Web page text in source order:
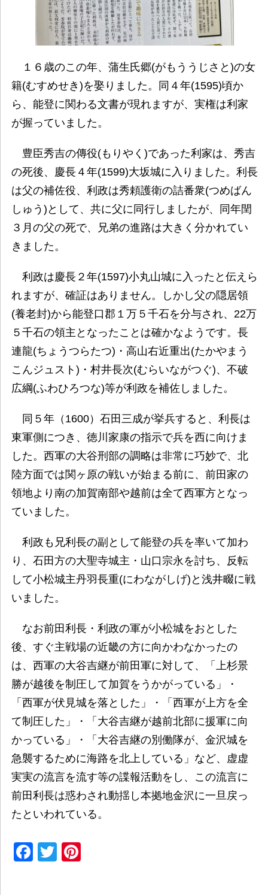
１６歳のこの年、蒲生氏郷(がもううじさと)の女
籍(むすめせき)を娶りました。同４年(1595)頃か
ら、能登に関わる文書が現れますが、実権は利家
が握っていました。
豊臣秀吉の傳役(もりやく)であった利家は、秀吉
の死後、慶長４年(1599)大坂城に入りました。利長
は父の補佐役、利政は秀頼護衛の詰番衆(つめばん
しゅう)として、共に父に同行しましたが、同年閏
３月の父の死で、兄弟の進路は大きく分かれてい
きました。
利政は慶長２年(1597)小丸山城に入ったと伝えら
れますが、確証はありません。しかし父の隠居領
(養老封)から能登口郡１万５千石を分与され、22万
５千石の領主となったことは確かなようです。長
連龍(ちょうつらたつ)・高山右近重出(たかやまう
こんジュスト)・村井長次(むらいながつぐ)、不破
広綱(ふわひろつな)等が利政を補佐しました。
同５年（1600）石田三成が挙兵すると、利長は
東軍側につき、徳川家康の指示で兵を西に向けま
した。西軍の大谷刑部の調略は非常に巧妙で、北
陸方面では関ヶ原の戦いが始まる前に、前田家の
領地より南の加賀南部や越前は全て西軍方となっ
ていました。
利政も兄利長の副として能登の兵を率いて加わ
り、石田方の大聖寺城主・山口宗永を討ち、反転
して小松城主丹羽長重(にわながしげ)と浅井畷に戦
いました。
なお前田利長・利政の軍が小松城をおとした
後、すぐ主戦場の近畿の方に向かわなかったの
は、西軍の大谷吉継が前田軍に対して、「上杉景
勝が越後を制圧して加賀をうかがっている」・
「西軍が伏見城を落とした」・「西軍が上方を全
て制圧した」・「大谷吉継が越前北部に援軍に向
かっている」・「大谷吉継の別働隊が、金沢城を
急襲するために海路を北上している」など、虚虚
実実の流言を流す等の諜報活動をし、この流言に
前田利長は惑わされ動揺し本拠地金沢に一旦戻っ
たといわれている。
Facebook
Twitter